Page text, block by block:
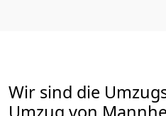
Wir sind die